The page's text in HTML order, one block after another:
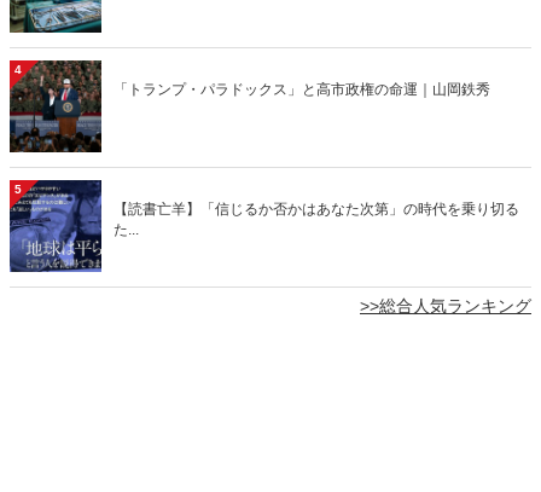
4
「トランプ・パラドックス」と高市政権の命運｜山岡鉄秀
5
【読書亡羊】「信じるか否かはあなた次第」の時代を乗り切る
た...
>>総合人気ランキング